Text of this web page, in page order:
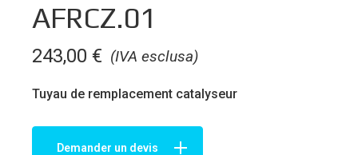
AFRCZ.01
(IVA esclusa)
243,00 €
Tuyau de remplacement catalyseur
Demander un devis